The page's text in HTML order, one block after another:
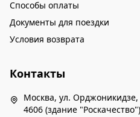
Способы оплаты
Документы для поездки
Условия возврата
Контакты
Москва, ул.
4606 (здание "Роскачество")